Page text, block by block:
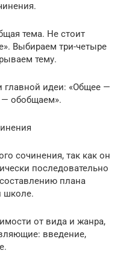
тема. Не стоит
Выбираем три-четыре
тему.
главной идеи: «Общее —
— обобщаем».
сочинения, так как он
последовательно
плана
школе.
от вида и жанра,
введение,